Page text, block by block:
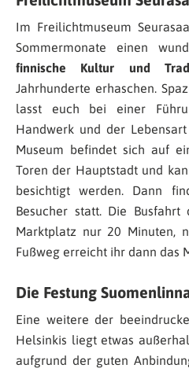
Im Freilichtmuseum
Sommermonate einen
finnische Kultur und
Jahrhunderte erhaschen.
lasst euch bei einer
Handwerk und der
Museum befindet sich auf
Toren der Hauptstadt und
besichtigt werden. Dann
Besucher statt. Die
Marktplatz nur 20 Minuten,
Fußweg erreicht ihr dann das
Die Festung
Eine weitere der
Helsinkis liegt etwas
aufgrund der guten